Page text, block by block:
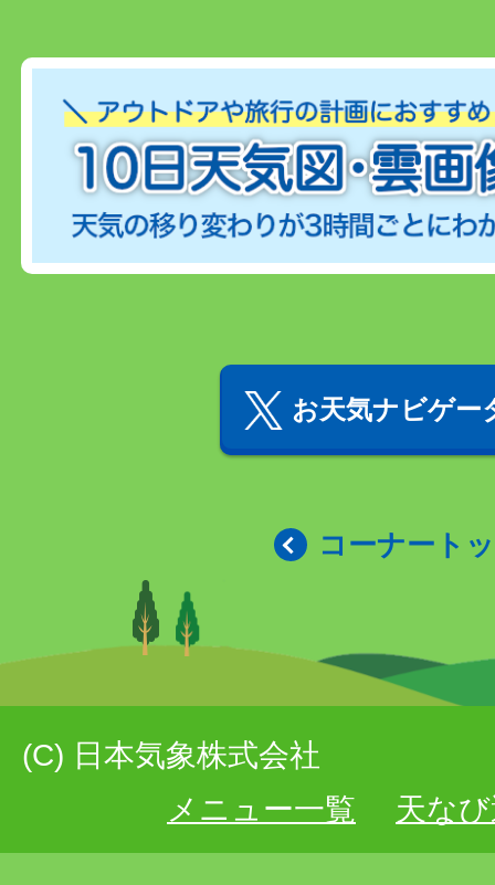
お天気ナビゲー
コーナート
(C) 日本気象株式会社
メニュー一覧
天な